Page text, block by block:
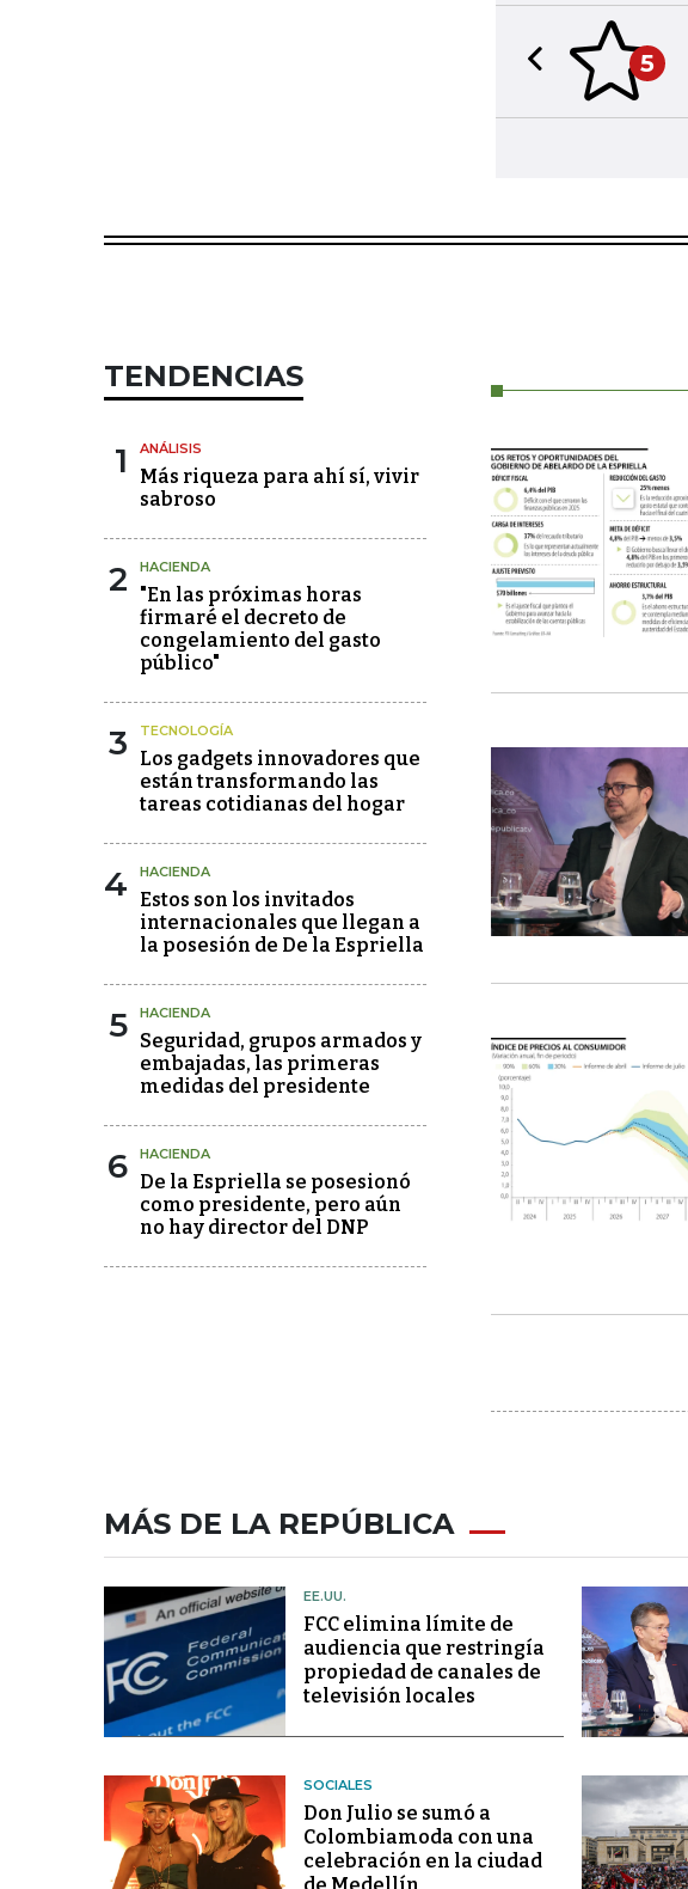
5
Previous slide
TENDENCIAS
1 ANÁLISIS
Más riqueza para ahí sí, vivir
sabroso
2 HACIENDA
"En las próximas horas
firmaré el decreto de
congelamiento del gasto
público"
3 TECNOLOGÍA
Los gadgets innovadores que
están transformando las
tareas cotidianas del hogar
4 HACIENDA
Estos son los invitados
internacionales que llegan a
la posesión de De la Espriella
5 HACIENDA
Seguridad, grupos armados y
embajadas, las primeras
medidas del presidente
6 HACIENDA
De la Espriella se posesionó
como presidente, pero aún
no hay director del DNP
MÁS DE LA REPÚBLICA
EE.UU.
FCC elimina límite de
audiencia que restringía
propiedad de canales de
televisión locales
SOCIALES
Don Julio se sumó a
Colombiamoda con una
celebración en la ciudad